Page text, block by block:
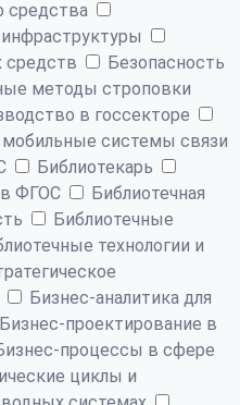
средства
средств
Безопасность
методы строповки
в госсекторе
системы связи
Библиотекарь
в ФГОС
Библиотечная
Библиотечные
технологии и
Бизнес-аналитика для
Бизнес-проектирование в
процессы в сфере
циклы и